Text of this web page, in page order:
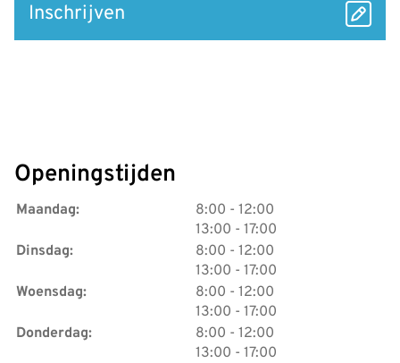
Inschrijven
Openingstijden
Maandag: 8:00 tot
- 12:00
13:00 tot
- 17:00
Dinsdag:
8:00 tot
- 12:00
13:00 tot
- 17:00
Woensdag:
8:00 tot
- 12:00
13:00 tot
- 17:00
Donderdag:
8:00 tot
- 12:00
13:00 tot
- 17:00